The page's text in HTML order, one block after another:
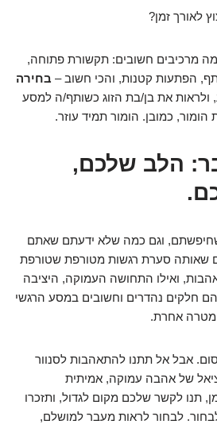
לאורך זמן?
מרכיבים חשובים: תקשורת פתוחה,
הפתעות קטנות, והכי חשוב – בחירה
ולראות את בן/בת הזוג כשותף/ה למסע
הומור, כמובן. הומור תמיד עוזר.
הלב שלכם,
וגם כמה שלא ידעתם שאתם
שאותה סערת רגשות מטורפת שטורפת
ואילו התחושה העמוקה, היציבה
חלקים נהדרים וחשובים במסע הרגשי
מטרה אחרת.
אבל אל תתנו להתאהבות לסנוור
של אהבה עמוקה, אמיתית
תנו לקשר שלכם מקום לגדול, ותזכרו
לבחור לראות מעבר למושלם,